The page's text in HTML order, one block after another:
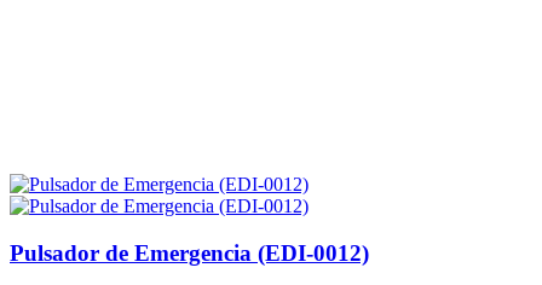
Pulsador de Emergencia (EDI-0012)